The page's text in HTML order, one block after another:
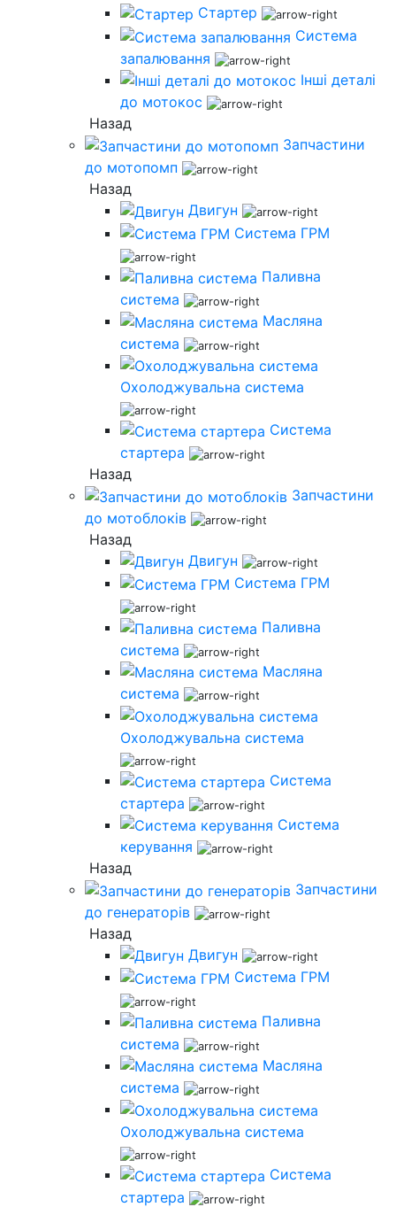
Стартер
Система
запалювання
Інші деталі
до мотокос
Назад
Запчастини
до мотопомп
Назад
Двигун
Система ГРМ
Паливна
система
Масляна
система
Охолоджувальна система
Система
стартера
Назад
Запчастини
до мотоблоків
Назад
Двигун
Система ГРМ
Паливна
система
Масляна
система
Охолоджувальна система
Система
стартера
Система
керування
Назад
Запчастини
до генераторів
Назад
Двигун
Система ГРМ
Паливна
система
Масляна
система
Охолоджувальна система
Система
стартера